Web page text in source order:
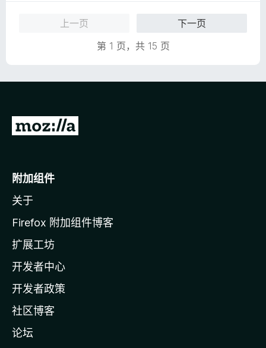
上一页
下一页
第 1 页，共 15 页
转
o
i
l
a
主
页
附加组件
关于
Firefox 附加组件博客
扩展工坊
开发者中心
开发者政策
社区博客
论坛